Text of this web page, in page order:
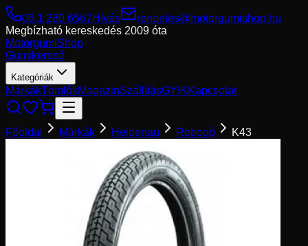
06 1 280 6567Hívás
rendeles@motorgumishop.hu
Megbízható kereskedés 2009 óta
MotorgumiShop
Gumikereső
Kategóriák
MárkákTömlőkMagazinSzállításGYIKKapcsolat
Főoldal Márkák Heidenau Robogó K43